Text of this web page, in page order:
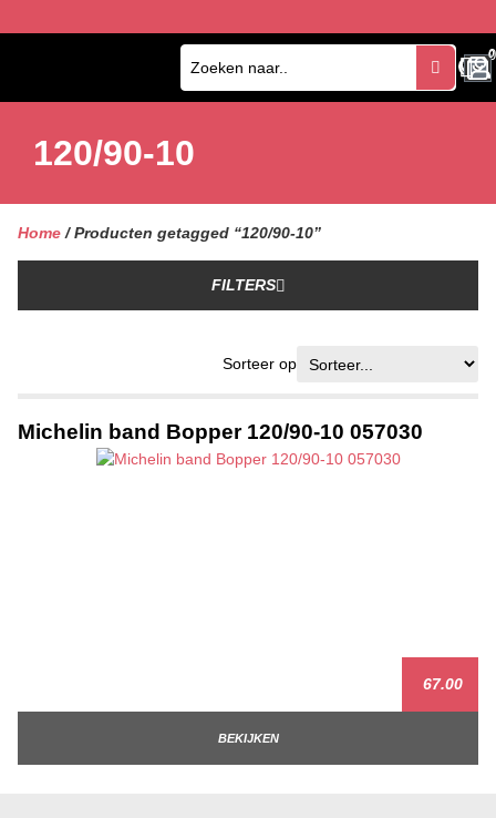
0
0
120/90-10
Home / Producten getagged “120/90-10”
FILTERS
Sorteer op
Michelin band Bopper 120/90-10 057030
67.00
BEKIJKEN